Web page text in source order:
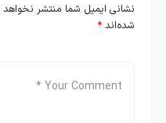
نشانی ایمیل شما منتشر
شده‌اند *